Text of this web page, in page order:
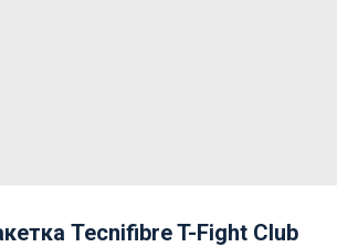
Tecnifibre T-Fight Club